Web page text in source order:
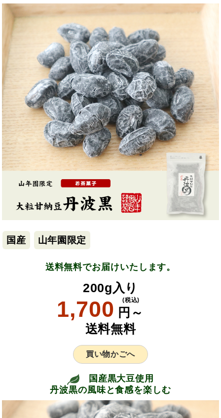
国産 山年園限定
送料無料でお届けいたします。
200g入り
1,700 円～
(税込)
送料無料
買い物かごへ
国産黒大豆使用
丹波黒の風味と食感を楽しむ